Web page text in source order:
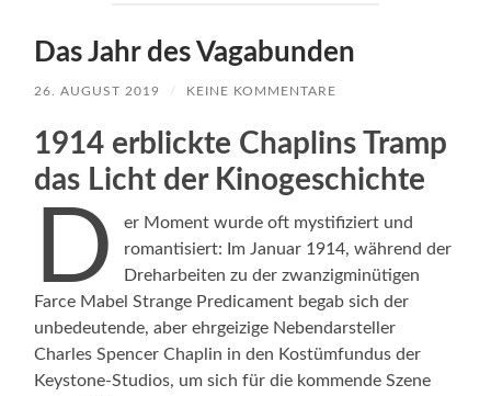
Das Jahr des Vagabunden
26. AUGUST 2019 / KEINE KOMMENTARE
1914 erblickte Chaplins Tramp
das Licht der Kinogeschichte
D
er Moment wurde oft mystifiziert und
romantisiert: Im Januar 1914, während der
Dreharbeiten zu der zwanzigminütigen
Farce Mabel Strange Predicament begab sich der
unbedeutende, aber ehrgeizige Nebendarsteller
Charles Spencer Chaplin in den Kostümfundus der
Keystone-Studios, um sich für die kommende Szene